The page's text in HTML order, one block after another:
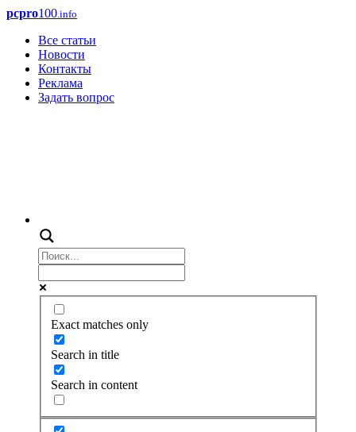
pcpro100.info
Все статьи
Новости
Контакты
Реклама
Задать вопрос
Exact matches only
Search in title
Search in content